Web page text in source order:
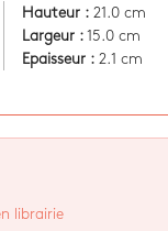
Hauteur :21.0 cm
Largeur :15.0 cm
Epaisseur :2.1 cm
librairie